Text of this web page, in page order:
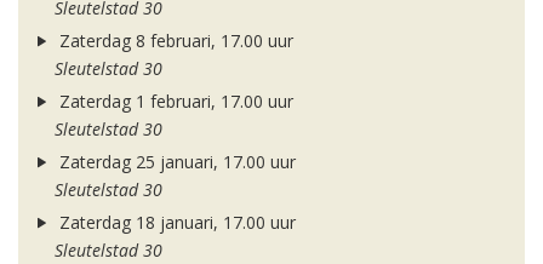
Sleutelstad 30
Zaterdag 8 februari, 17.00 uur
Sleutelstad 30
Zaterdag 1 februari, 17.00 uur
Sleutelstad 30
Zaterdag 25 januari, 17.00 uur
Sleutelstad 30
Zaterdag 18 januari, 17.00 uur
Sleutelstad 30